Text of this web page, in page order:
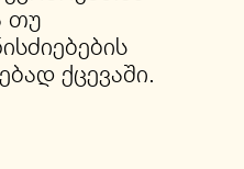
თუ
ქცევაში.